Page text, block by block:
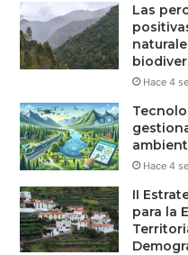
Las
Hace 4
Hace 4
II
para la